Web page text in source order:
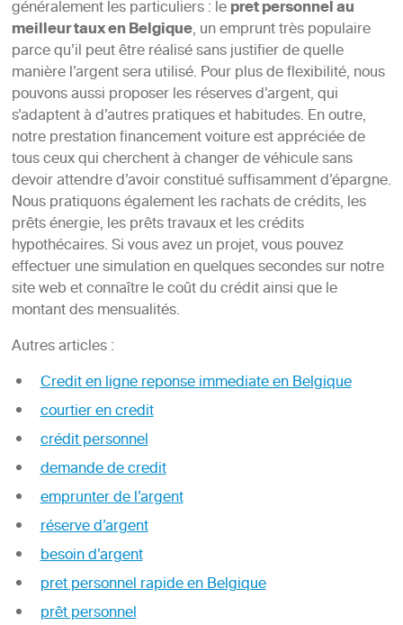
généralement les particuliers : lepret personnel au
meilleur taux en Belgique, un emprunt très populaire
parce qu’il peut être réalisé sans justifier de quelle
manière l’argent sera utilisé. Pour plus de flexibilité, nous
pouvons aussi proposer les réserves d’argent, qui
s’adaptent à d’autres pratiques et habitudes. En outre,
notre prestation financement voiture est appréciée de
tous ceux qui cherchent à changer de véhicule sans
devoir attendre d’avoir constitué suffisamment d’épargne.
Nous pratiquons également les rachats de crédits, les
prêts énergie, les prêts travaux et les crédits
hypothécaires. Si vous avez un projet, vous pouvez
effectuer une simulation en quelques secondes sur notre
site web et connaître le coût du crédit ainsi que le
montant des mensualités.
Autres articles :
Credit en ligne reponse immediate en Belgique
courtier en credit
crédit personnel
demande de credit
emprunter de l’argent
réserve d’argent
besoin d’argent
pret personnel rapide en Belgique
prêt personnel